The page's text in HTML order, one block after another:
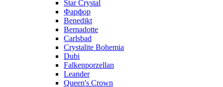
Star Crystal
Фарфор
Benedikt
Bernadotte
Carlsbad
Crystalite Bohemia
Dubi
Falkenporzellan
Leander
Queen's Crown